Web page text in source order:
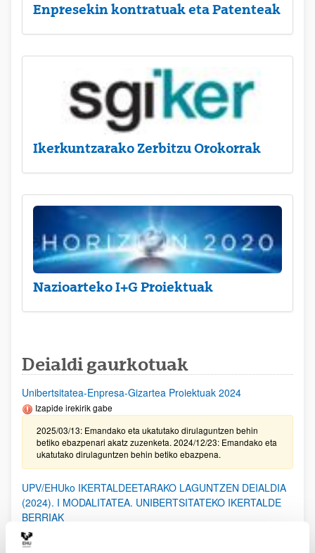
Enpresekin kontratuak eta Patenteak
Ikerkuntzarako Zerbitzu Orokorrak
Nazioarteko I+G Proiektuak
Deialdi gaurkotuak
Unibertsitatea-Enpresa-Gizartea Proiektuak 2024
Izapide irekirik gabe
2025/03/13: Emandako eta ukatutako dirulaguntzen behin
betiko ebazpenari akatz zuzenketa. 2024/12/23: Emandako eta
ukatutako dirulaguntzen behin betiko ebazpena.
UPV/EHUko IKERTALDEETARAKO LAGUNTZEN DEIALDIA
(2024). I MODALITATEA. UNIBERTSITATEKO IKERTALDE
BERRIAK